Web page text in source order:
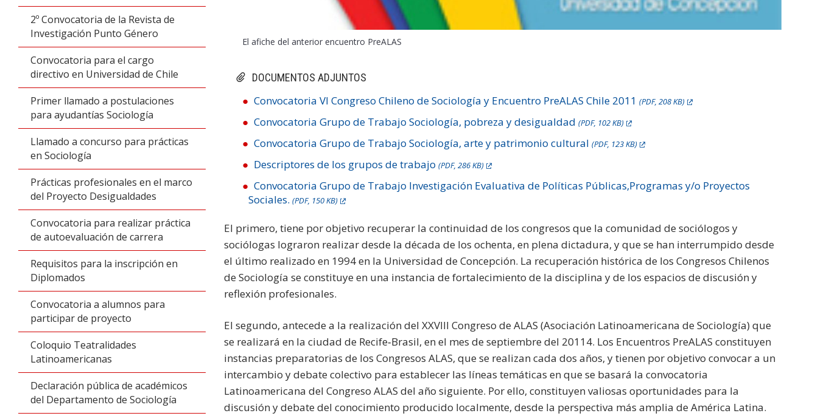
2º Convocatoria de la Revista de
Investigación Punto Género
Convocatoria para el cargo
directivo en Universidad de Chile
Primer llamado a postulaciones
para ayudantías Sociología
Llamado a concurso para prácticas
en Sociología
Prácticas profesionales en el marco
del Proyecto Desigualdades
Convocatoria para realizar práctica
de autoevaluación de carrera
Requisitos para la inscripción en
Diplomados
Convocatoria a alumnos para
participar de proyecto
Coloquio Teatralidades
Latinoamericanas
Declaración pública de académicos
del Departamento de Sociología
El afiche del anterior encuentro PreALAS
DOCUMENTOS ADJUNTOS
Convocatoria VI Congreso Chileno de Sociología y Encuentro PreALAS Chile 2011(PDF, 208 KB)
Convocatoria Grupo de Trabajo Sociología, pobreza y desigualdad(PDF, 102 KB)
Convocatoria Grupo de Trabajo Sociología, arte y patrimonio cultural(PDF, 123 KB)
Descriptores de los grupos de trabajo(PDF, 286 KB)
Convocatoria Grupo de Trabajo Investigación Evaluativa de Políticas Públicas,Programas y/o Proyectos
Sociales.(PDF, 150 KB)
El primero, tiene por objetivo recuperar la continuidad de los congresos que la comunidad de sociólogos y
sociólogas lograron realizar desde la década de los ochenta, en plena dictadura, y que se han interrumpido desde
el último realizado en 1994 en la Universidad de Concepción. La recuperación histórica de los Congresos Chilenos
de Sociología se constituye en una instancia de fortalecimiento de la disciplina y de los espacios de discusión y
reflexión profesionales.
El segundo, antecede a la realización del XXVIII Congreso de ALAS (Asociación Latinoamericana de Sociología) que
se realizará en la ciudad de Recife‐Brasil, en el mes de septiembre del 20114. Los Encuentros PreALAS constituyen
instancias preparatorias de los Congresos ALAS, que se realizan cada dos años, y tienen por objetivo convocar a un
intercambio y debate colectivo para establecer las líneas temáticas en que se basará la convocatoria
Latinoamericana del Congreso ALAS del año siguiente. Por ello, constituyen valiosas oportunidades para la
discusión y debate del conocimiento producido localmente, desde la perspectiva más amplia de América Latina.